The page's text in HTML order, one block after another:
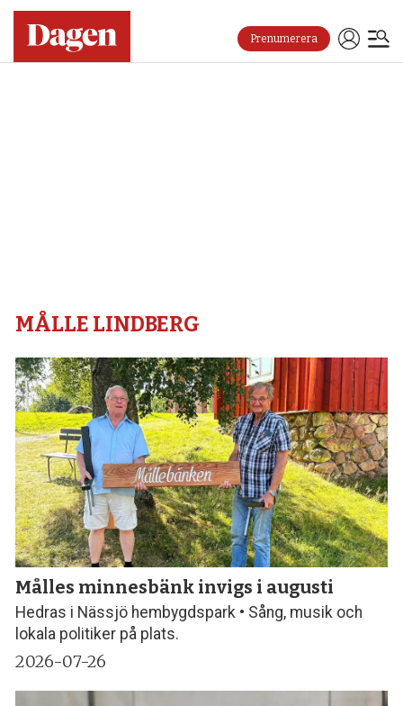
Prenumerera
MÅLLE LINDBERG
Målles minnesbänk invigs i augusti
Hedras i Nässjö hembygdspark • Sång, musik och
lokala politiker på plats.
2026-07-26